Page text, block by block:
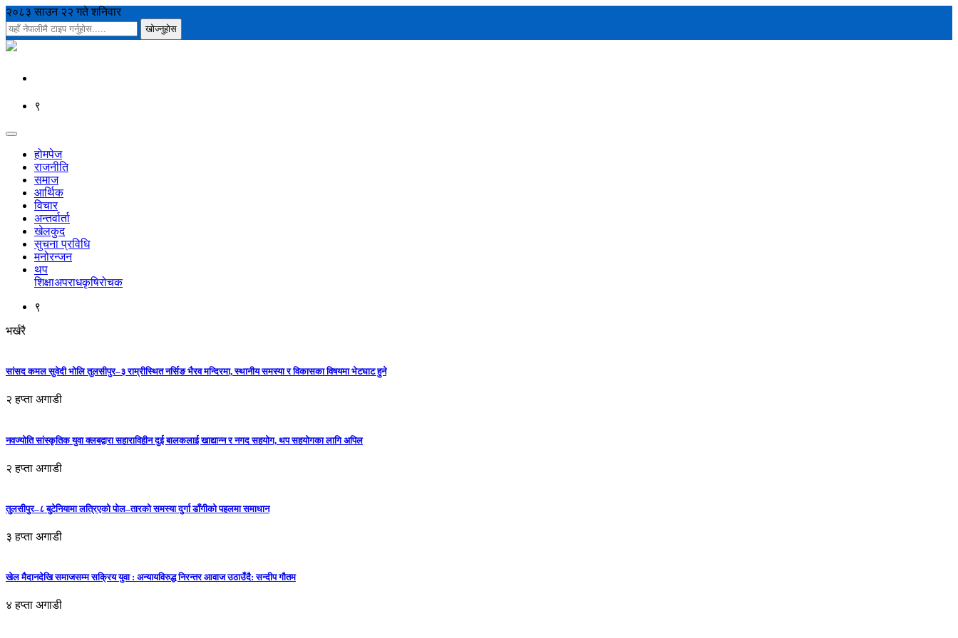
२०८३ साउन २२ गते शनिवार
९
होमपेज
राजनीति
समाज
आर्थिक
विचार
अन्तर्वार्ता
खेलकुद
सुचना प्रविधि
मनोरन्जन
थप
शिक्षाअपराधकृषिरोचक
९
भर्खरै
सांसद कमल सुवेदी भोलि तुलसीपुर–३ राम्रीस्थित नर्सिङ भैरव मन्दिरमा, स्थानीय समस्या र विकासका विषयमा भेटघाट हुने
२ हप्ता अगाडी
नवज्योति सांस्कृतिक युवा क्लबद्वारा सहाराविहीन दुई बालकलाई खाद्यान्न र नगद सहयोग, थप सहयोगका लागि अपिल
२ हप्ता अगाडी
तुलसीपुर–८ बुटेनियामा लत्रिएको पोल–तारको समस्या दुर्गा डाँगीको पहलमा समाधान
३ हप्ता अगाडी
खेल मैदानदेखि समाजसम्म सक्रिय युवा : अन्यायविरुद्ध निरन्तर आवाज उठाउँदै: सन्दीप गौतम
४ हप्ता अगाडी